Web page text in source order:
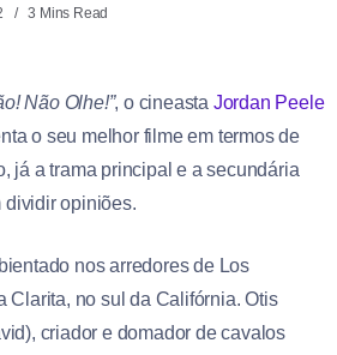
3 Mins Read
Não Olhe!”, o cineasta Jordan Peele
o seu melhor filme em termos de
já a trama principal e a secundária
dividir opiniões.
nos arredores de Los
Clarita, no sul da Califórnia. Otis
criador e domador de cavalos